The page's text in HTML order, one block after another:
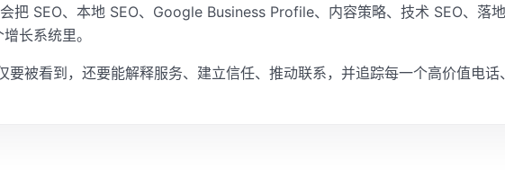
把 SEO、本地 SEO、Google Business Profile、内容策略、技术 SEO、落
长系统里。
被看到，还要能解释服务、建立信任、推动联系，并追踪每一个高价值电话